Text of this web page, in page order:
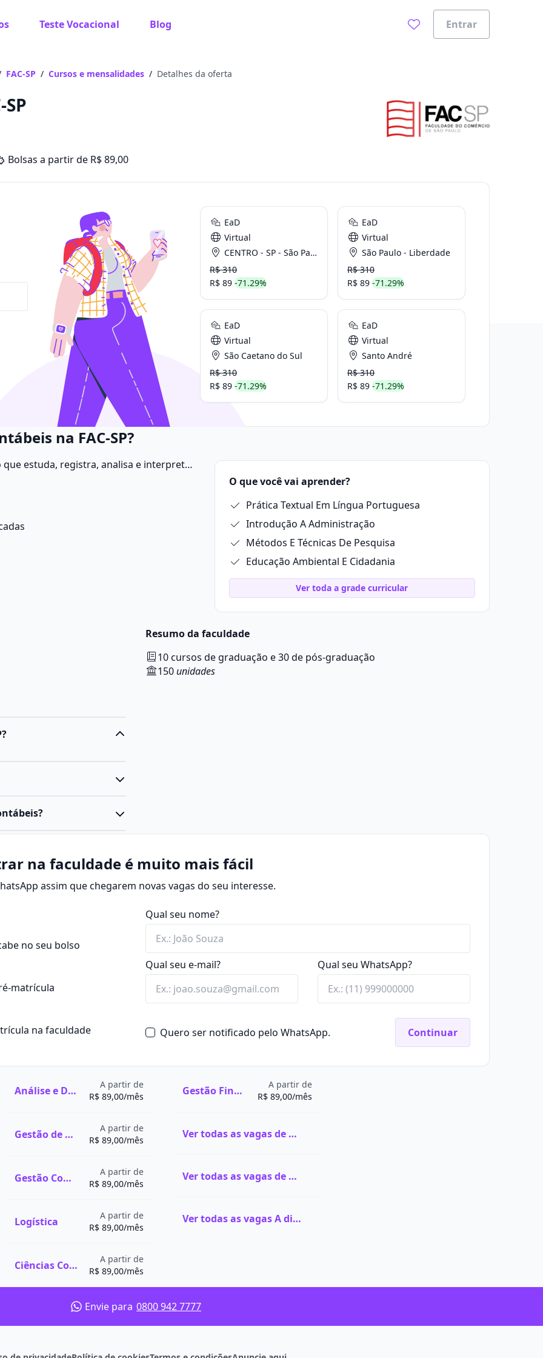
Teste Vocacional Blog Entrar
FAC-SP / Cursos e mensalidades / Detalhes da oferta
Bolsas a partir de R$ 89,00
EaD
Virtual
CENTRO - SP - São Paulo
R$ 310
R$ 89 -71.29%
EaD
Virtual
São Paulo - Liberdade
R$ 310
R$ 89 -71.29%
EaD
Virtual
São Caetano do Sul
R$ 310
R$ 89 -71.29%
EaD
Virtual
Santo André
R$ 310
R$ 89 -71.29%
na FAC-SP?
estuda, registra, analisa e interpreta
O que você vai aprender?
Prática Textual Em Língua Portuguesa
Introdução A Administração
Métodos E Técnicas De Pesquisa
Educação Ambiental E Cidadania
Ver toda a grade curricular
Resumo da faculdade
10 cursos de graduação e 30 de pós-graduação
150unidades
capacitados para lidar
preparando o estudante
(ensino a distância).
aplicação em casos
essencial para
estudos de casos,
estágios
ao patrimônio e às
principal objetivo é
gerenciais, fiscais e
e patrimoniais.
patrimonial,
decisões estratégicas e
Ciências Contábeis
na faculdade é muito mais fácil
assim que chegarem novas vagas do seu interesse.
no seu bolso
matrícula
na faculdade
Qual seu nome?
Qual seu e-mail? Qual seu WhatsApp?
Quero ser notificado pelo WhatsApp. Continuar
Análise e Desenvolvimento de Sistemas
A partir de
R$ 89,00/mês
Gestão de Recursos Humanos
A partir de
R$ 89,00/mês
Gestão Comercial
A partir de
R$ 89,00/mês
Logística
A partir de
R$ 89,00/mês
Ciências Contábeis
A partir de
R$ 89,00/mês
Gestão Financeira
A partir de
R$ 89,00/mês
Ver todas as vagas de Graduação na FAC-SP
Ver todas as vagas de Pós-graduação na FAC-SP
Ver todas as vagas A distância (EaD) na FAC-SP
Envie para 0800 942 7777